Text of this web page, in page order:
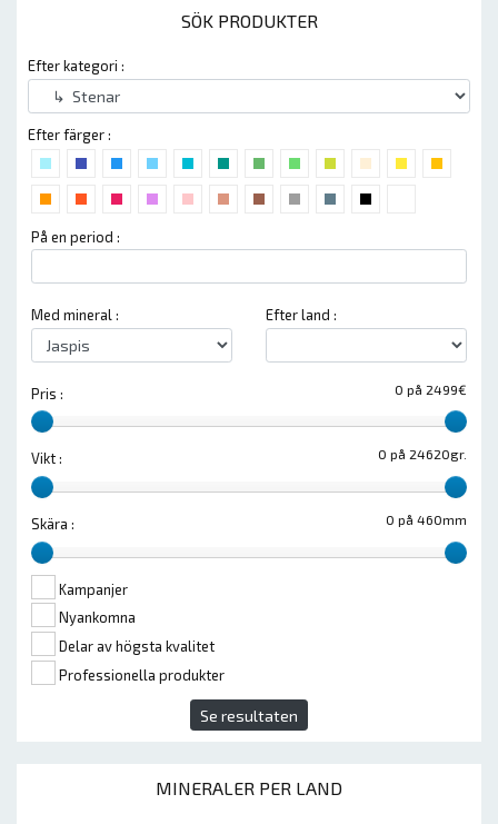
SÖK PRODUKTER
Efter kategori :
Efter färger :
På en period :
Med mineral : Efter land :
0 på 2499€
Pris :
0 på 24620gr.
Vikt :
0 på 460mm
Skära :
Kampanjer
Nyankomna
Delar av högsta kvalitet
Professionella produkter
Se resultaten
MINERALER PER LAND